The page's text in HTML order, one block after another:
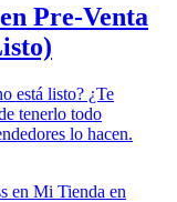
Pre-Venta
está listo? ¿Te
tenerlo todo
lo hacen.